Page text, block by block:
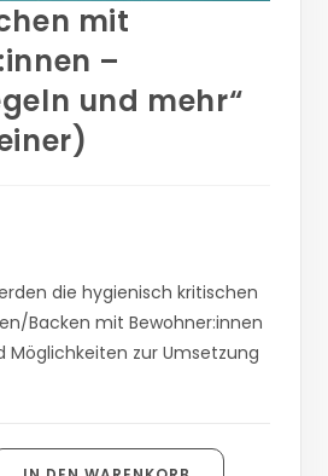
mit
–
und mehr“
die hygienisch kritischen
Backen mit Bewohner:innen
Möglichkeiten zur Umsetzung